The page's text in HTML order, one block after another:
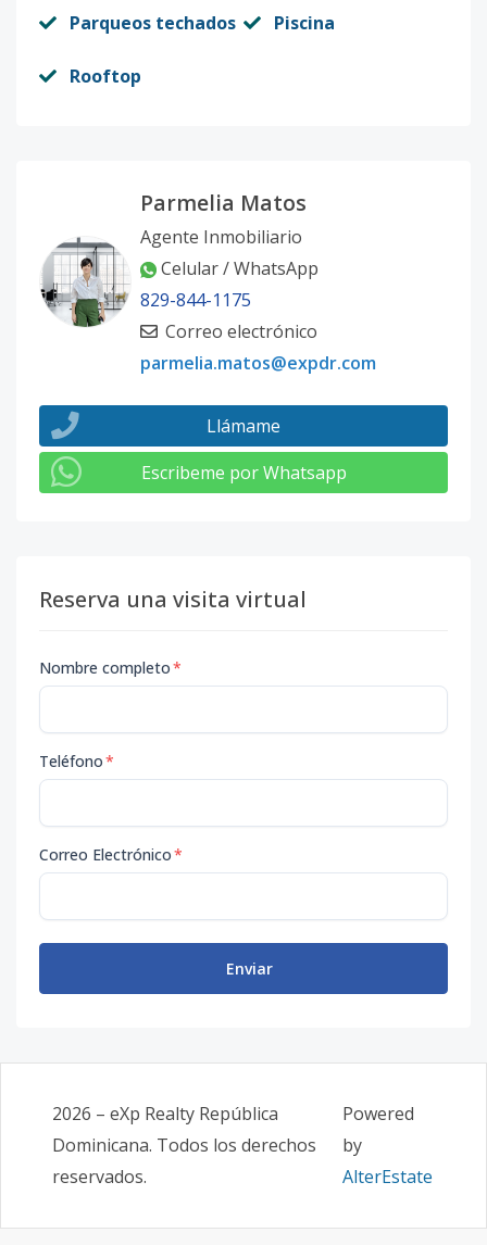
Parqueos techados Piscina
Rooftop
Parmelia Matos
Agente Inmobiliario
Celular / WhatsApp
829-844-1175
Correo electrónico
parmelia.matos@expdr.com
Llámame
Escribeme por Whatsapp
Reserva una visita virtual
Nombre completo*
Teléfono*
Correo Electrónico*
Enviar
2026 – eXp Realty República
Dominicana. Todos los derechos
reservados.
Powered
by
AlterEstate